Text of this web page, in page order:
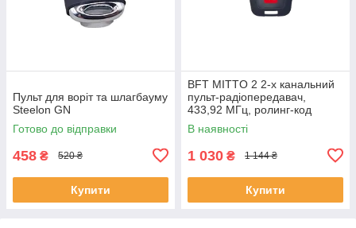
Пульт для воріт та шлагбауму
Steelon GN
Готово до відправки
458 ₴ 520 ₴
Купити
BFT MITTO 2 2-х канальний
пульт-радіопередавач,
433,92 МГц, ролинг-код
В наявності
1 030 ₴ 1 144 ₴
Купити